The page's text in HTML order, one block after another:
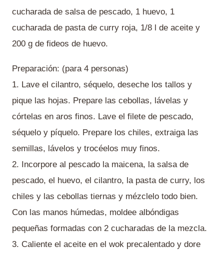
cucharada de salsa de pescado, 1 huevo, 1
cucharada de pasta de curry roja, 1/8 l de aceite y
200 g de fideos de huevo.
Preparación: (para 4 personas)
1. Lave el cilantro, séquelo, deseche los tallos y
pique las hojas. Prepare las cebollas, lávelas y
córtelas en aros finos. Lave el filete de pescado,
séquelo y píquelo. Prepare los chiles, extraiga las
semillas, lávelos y trocéelos muy finos.
2. Incorpore al pescado la maicena, la salsa de
pescado, el huevo, el cilantro, la pasta de curry, los
chiles y las cebollas tiernas y mézclelo todo bien.
Con las manos húmedas, moldee albóndigas
pequeñas formadas con 2 cucharadas de la mezcla.
3. Caliente el aceite en el wok precalentado y dore